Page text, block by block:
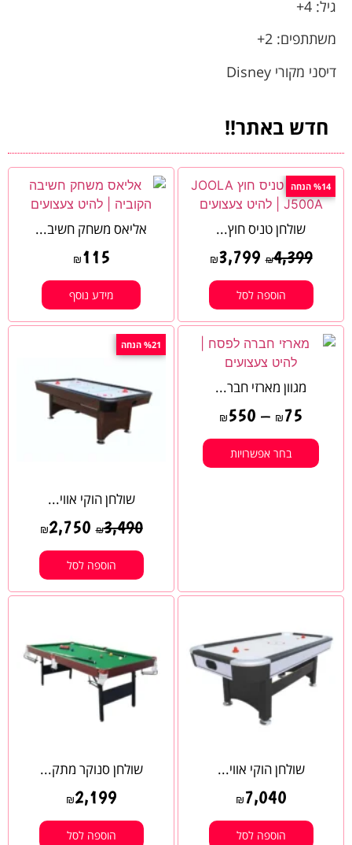
גיל: 4+
משתתפים: 2+
דיסני מקורי Disney
חדש באתר!!
%14 הנחה
שולחן טניס חוץ...
₪4,399
₪3,799
הוספה לסל
אליאס משחק חשיב...
₪ 115
מידע נוסף
מגוון מארזי חבר...
₪ 75
–
₪ 550
בחר אפשרויות
%21 הנחה
שולחן הוקי אווי...
₪3,490
₪2,750
הוספה לסל
שולחן הוקי אווי...
₪ 7,040
הוספה לסל
שולחן סנוקר מתק...
₪2,199
הוספה לסל